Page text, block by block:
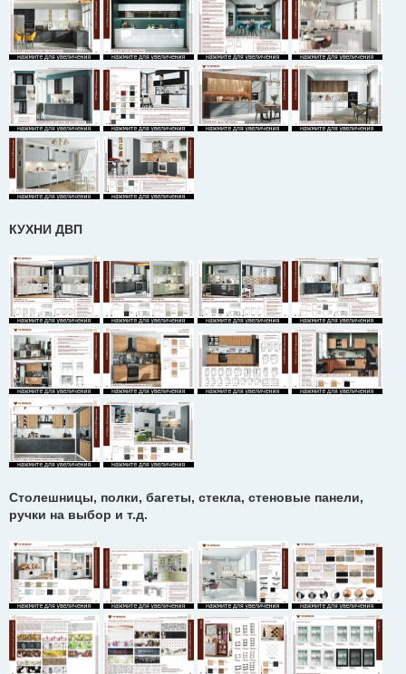
КУХНИ ДВП
Столешницы, полки, багеты, стекла, стеновые панели,
ручки на выбор и т.д.